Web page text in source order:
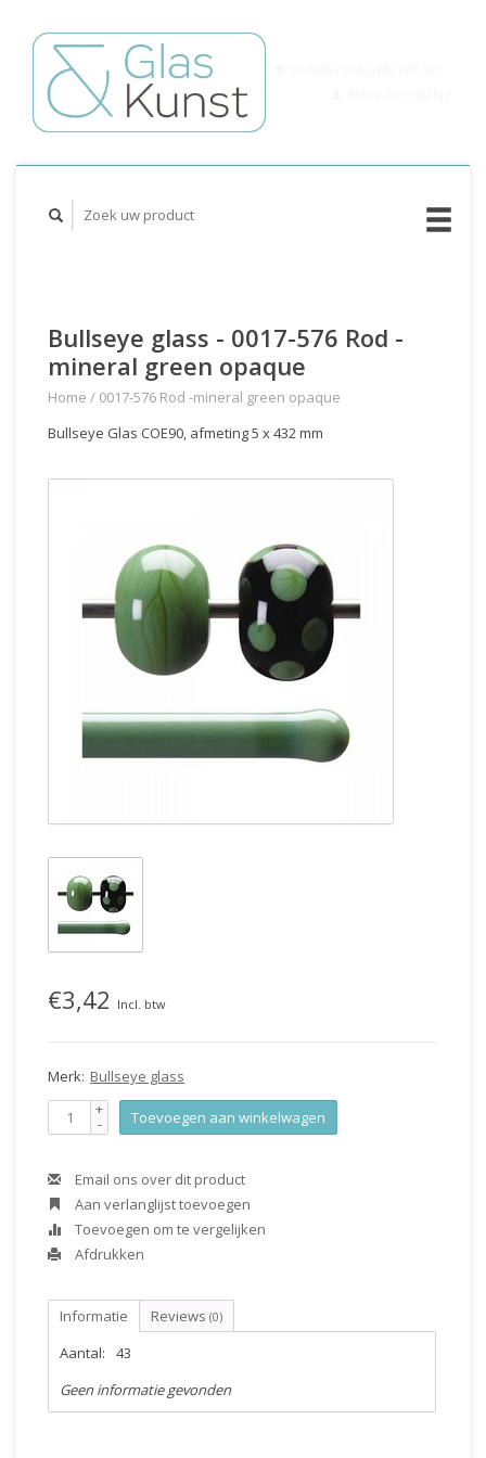
Bullseye glass - 0017-576 Rod -
mineral green opaque
Home / 0017-576 Rod -mineral green opaque
Bullseye Glas COE90, afmeting 5 x 432 mm
€3,42 Incl. btw
Merk: Bullseye glass
+
- Toevoegen aan winkelwagen
Email ons over dit product
Aan verlanglijst toevoegen
Toevoegen om te vergelijken
Afdrukken
Informatie Reviews (0)
Aantal:
43
Geen informatie gevonden